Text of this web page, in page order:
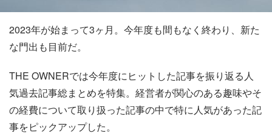
2023年が始まって3ヶ月。今年度も間もなく終わり、新た
な門出も目前だ。
THE OWNERでは今年度にヒットした記事を振り返る人
気過去記事総まとめを特集。経営者が関心のある趣味やそ
の経費について取り扱った記事の中で特に人気があった記
事をピックアップした。